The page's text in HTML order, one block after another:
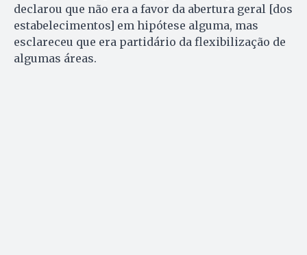
declarou que não era a favor da abertura geral [dos
estabelecimentos] em hipótese alguma, mas
esclareceu que era partidário da flexibilização de
algumas áreas.